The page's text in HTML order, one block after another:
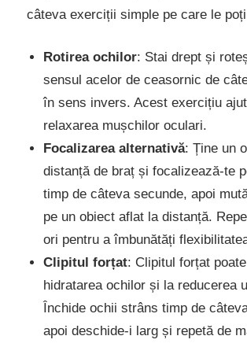
câteva exerciții simple pe care le
Rotirea ochilor: Stai drept și
sensul acelor de ceasornic de
în sens invers. Acest exercițiu
relaxarea mușchilor oculari.
Focalizarea alternativă: Ține un
distanță de braț și focalizează-te
timp de câteva secunde, apoi
pe un obiect aflat la distanță.
ori pentru a îmbunătăți
Clipitul forțat: Clipitul forțat
hidratarea ochilor și la reducerea
Închide ochii strâns timp de
apoi deschide-i larg și repetă de